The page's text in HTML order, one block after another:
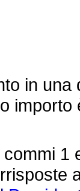
in una
1